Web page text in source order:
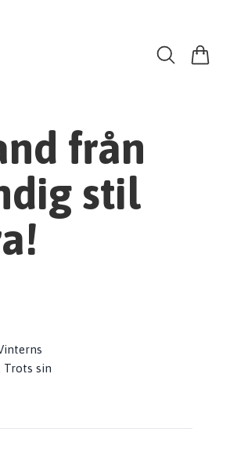
från
stil
Trots sin